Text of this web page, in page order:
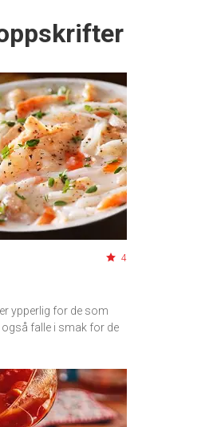
4
ypperlig for de som
også falle i smak for de